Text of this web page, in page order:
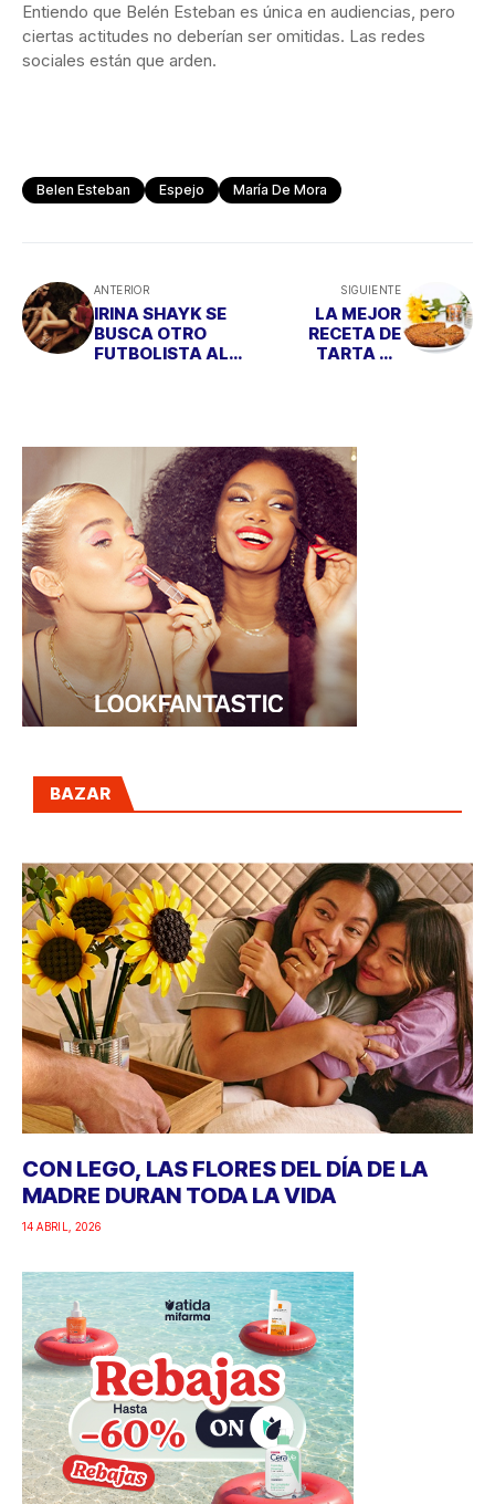
Entiendo que Belén Esteban es única en audiencias, pero
ciertas actitudes no deberían ser omitidas. Las redes
sociales están que arden.
Belen Esteban Espejo María De Mora
ANTERIOR
IRINA SHAYK SE
BUSCA OTRO
FUTBOLISTA AL
SIGUIENTE
LA MEJOR
RECETA DE
TARTA DE
BAZAR
CON LEGO, LAS FLORES DEL DÍA DE LA
MADRE DURAN TODA LA VIDA
14 ABRIL, 2026